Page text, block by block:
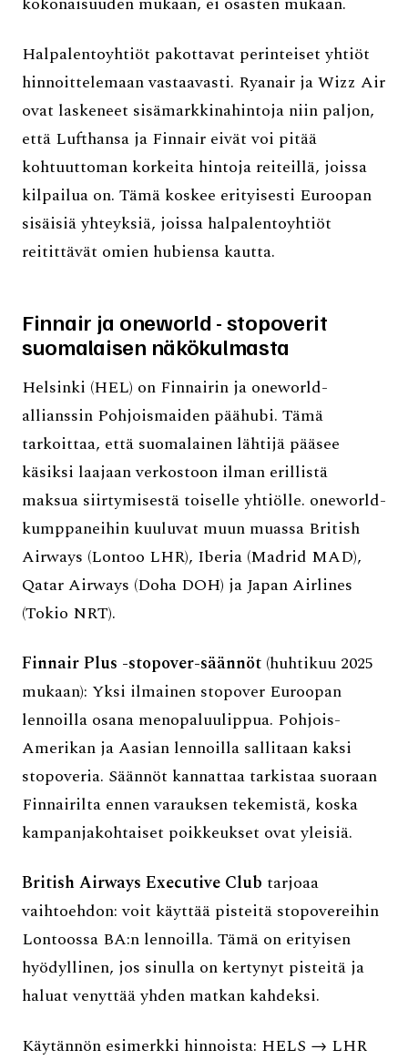
Halpalentoyhtiöt pakottavat perinteiset yhtiöt
hinnoittelemaan vastaavasti. Ryanair ja Wizz Air
ovat laskeneet sisämarkkinahintoja niin paljon,
että Lufthansa ja Finnair eivät voi pitää
kohtuuttoman korkeita hintoja reiteillä, joissa
kilpailua on. Tämä koskee erityisesti Euroopan
sisäisiä yhteyksiä, joissa halpalentoyhtiöt
reitittävät omien hubiensa kautta.
Finnair ja oneworld - stopoverit
suomalaisen näkökulmasta
Helsinki (HEL) on Finnairin ja oneworld-
allianssin Pohjoismaiden päähubi. Tämä
tarkoittaa, että suomalainen lähtijä pääsee
käsiksi laajaan verkostoon ilman erillistä
maksua siirtymisestä toiselle yhtiölle. oneworld-
kumppaneihin kuuluvat muun muassa British
Airways (Lontoo LHR), Iberia (Madrid MAD),
Qatar Airways (Doha DOH) ja Japan Airlines
(Tokio NRT).
Finnair Plus -stopover-säännöt (huhtikuu 2025
mukaan): Yksi ilmainen stopover Euroopan
lennoilla osana menopaluulippua. Pohjois-
Amerikan ja Aasian lennoilla sallitaan kaksi
stopoveria. Säännöt kannattaa tarkistaa suoraan
Finnairilta ennen varauksen tekemistä, koska
kampanjakohtaiset poikkeukset ovat yleisiä.
British Airways Executive Club tarjoaa
vaihtoehdon: voit käyttää pisteitä stopovereihin
Lontoossa BA:n lennoilla. Tämä on erityisen
hyödyllinen, jos sinulla on kertynyt pisteitä ja
haluat venyttää yhden matkan kahdeksi.
Käytännön esimerkki hinnoista: HELS → LHR